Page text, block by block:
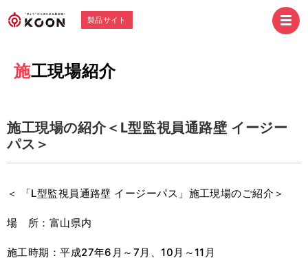
製品サイト
施工現場紹介
施工現場の紹介＜Ⅼ型監視員通路壁 イージー
パス＞
＜ 「Ⅼ型監視員通路壁 イージーパス」施工現場のご紹介＞
場 所：富山県内
施工時期：平成27年6月～7月、10月～11月